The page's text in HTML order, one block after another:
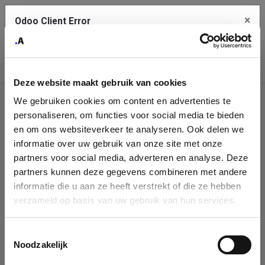
Deze website maakt gebruik van cookies
We gebruiken cookies om content en advertenties te
personaliseren, om functies voor social media te bieden
en om ons websiteverkeer te analyseren. Ook delen we
informatie over uw gebruik van onze site met onze
partners voor social media, adverteren en analyse. Deze
partners kunnen deze gegevens combineren met andere
informatie die u aan ze heeft verstrekt of die ze hebben
verzameld op basis van uw gebruik van hun services.
Noodzakelijk
Company
Identification
Please fill in your company details
You can search a company in our database by name, VAT or
enterprise ID. When a company is selected it will auto-complete the
form. If you don't find your company in our database, you can create
Odoo Client Error ×
service.
See details
Ok